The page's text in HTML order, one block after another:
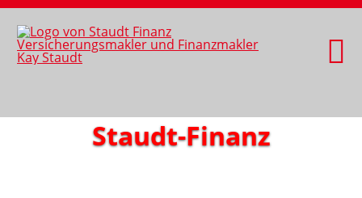
Staudt-Finanz